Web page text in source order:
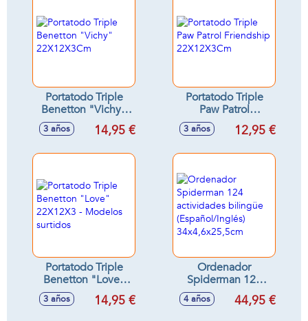
Portatodo Triple
Benetton "Vichy"
22X12X3Cm
3 años 14,95 €
Portatodo Triple
Paw Patrol
Friendship
22X12X3Cm
3 años 12,95 €
Portatodo Triple
Benetton "Love"
22X12X3 - Modelos
surtidos
3 años 14,95 €
Ordenador
Spiderman 124
actividades
bilingüe
4 años 44,95 €